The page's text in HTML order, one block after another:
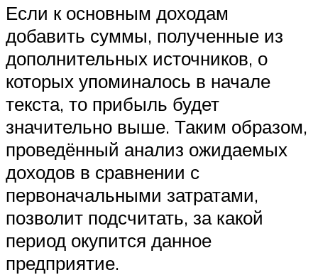
Если к основным доходам
добавить суммы, полученные из
дополнительных источников, о
которых упоминалось в начале
текста, то прибыль будет
значительно выше. Таким образом,
проведённый анализ ожидаемых
доходов в сравнении с
первоначальными затратами,
позволит подсчитать, за какой
период окупится данное
предприятие.